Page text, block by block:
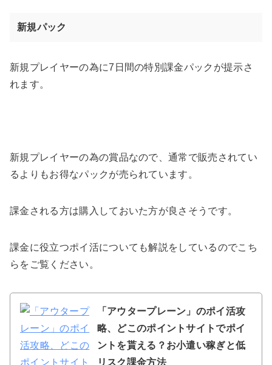
新規パック
新規プレイヤーの為に7日間の特別課金パックが提示さ
れます。
新規プレイヤーの為の賞品なので、通常で販売されてい
るよりもお得なパックが売られています。
課金される方は購入しておいた方が良さそうです。
課金に役立つポイ活についても解説をしているのでこち
らをご覧ください。
「アウタープレーン」のポイ活攻
略、どこのポイントサイトでポイ
ントを貰える？お小遣い稼ぎと低
リスク課金方法